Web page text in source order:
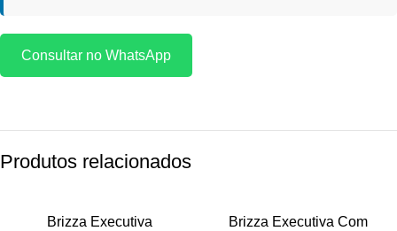
Consultar no WhatsApp
Produtos relacionados
Brizza Executiva
Brizza Executiva Com